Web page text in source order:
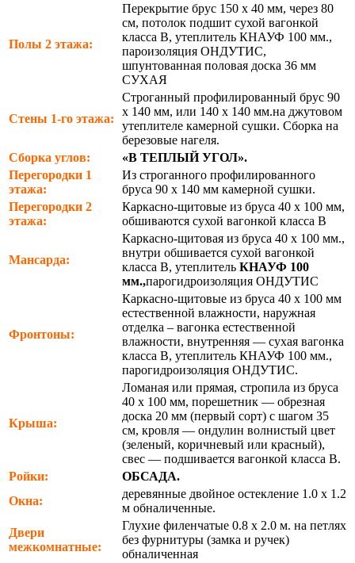
Полы 2 этажа:
Перекрытие брус 150 х 40 мм, через 80
см, потолок подшит сухой вагонкой
класса В, утеплитель КНАУФ 100 мм.,
пароизоляция ОНДУТИС,
шпунтованная половая доска 36 мм
СУХАЯ
Стены 1-го этажа:
Строганный профилированный брус 90
х 140 мм, или 140 х 140 мм.на джутовом
утеплителе камерной сушки. Сборка на
березовые нагеля.
Сборка углов:
«В ТЕПЛЫЙ УГОЛ».
Перегородки 1
этажа:
Из строганного профилированного
бруса 90 х 140 мм камерной сушки.
Перегородки 2
этажа:
Каркасно-щитовые из бруса 40 х 100 мм,
обшиваются сухой вагонкой класса В
Мансарда:
Каркасно-щитовая из бруса 40 х 100 мм.,
внутри обшивается сухой вагонкой
класса В, утеплитель КНАУФ 100
мм.,парогидроизоляция ОНДУТИС
Фронтоны:
Каркасно-щитовые из бруса 40 х 100 мм
естественной влажности, наружная
отделка – вагонка естественной
влажности, внутренняя — сухая вагонка
класса В, утеплитель КНАУФ 100 мм.,
парогидроизоляция ОНДУТИС.
Крыша:
Ломаная или прямая, стропила из бруса
40 х 100 мм, порешетник — обрезная
доска 20 мм (первый сорт) с шагом 35
см, кровля — ондулин волнистый цвет
(зеленый, коричневый или красный),
свес — подшивается вагонкой класса В.
Ройки:
ОБСАДА.
Окна:
деревянные двойное остекление 1.0 х 1.2
м обналиченные.
Двери
межкомнатные:
Глухие филенчатые 0.8 х 2.0 м. на петлях
без фурнитуры (замка и ручек)
обналиченная